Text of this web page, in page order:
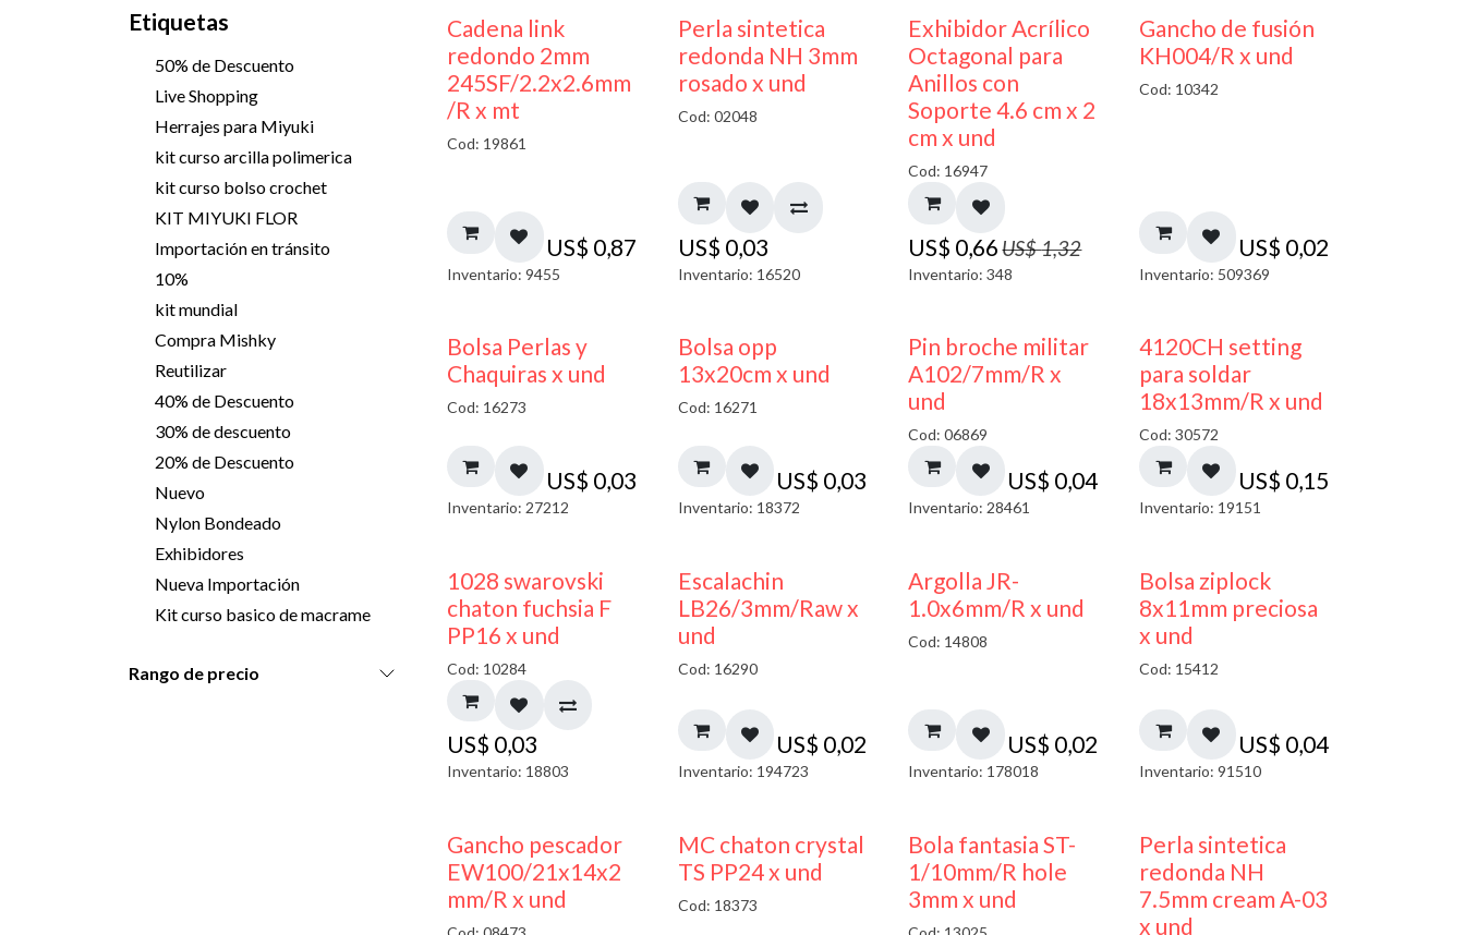
Etiquetas
50% de Descuento
Live Shopping
Herrajes para Miyuki
kit curso arcilla polimerica
kit curso bolso crochet
KIT MIYUKI FLOR
Importación en tránsito
10%
kit mundial
Compra Mishky
Reutilizar
40% de Descuento
30% de descuento
20% de Descuento
Nuevo
Nylon Bondeado
Exhibidores
Nueva Importación
Kit curso basico de macrame
Rango de precio
Cadena link
redondo 2mm
245SF/2.2x2.6mm
/R x mt
Cod: 19861
US$ 0,87
Inventario: 9455
Perla sintetica
redonda NH 3mm
rosado x und
Cod: 02048
US$ 0,03
Inventario: 16520
50% DESCUENTO
Exhibidor Acrílico
Octagonal para
Anillos con
Soporte 4.6 cm x 2
cm x und
Cod: 16947
US$ 0,66 US$1,32
Inventario: 348
Gancho de fusión
KH004/R x und
Cod: 10342
US$ 0,02
Inventario: 509369
Bolsa Perlas y
Chaquiras x und
Cod: 16273
US$ 0,03
Inventario: 27212
Bolsa opp
13x20cm x und
Cod: 16271
US$ 0,03
Inventario: 18372
Pin broche militar
A102/7mm/R x
und
Cod: 06869
US$ 0,04
Inventario: 28461
4120CH setting
para soldar
18x13mm/R x und
Cod: 30572
US$ 0,15
Inventario: 19151
1028 swarovski
chaton fuchsia F
PP16 x und
Cod: 10284
US$ 0,03
Inventario: 18803
Escalachin
LB26/3mm/Raw x
und
Cod: 16290
US$ 0,02
Inventario: 194723
Argolla JR-
1.0x6mm/R x und
Cod: 14808
US$ 0,02
Inventario: 178018
¡NUEVO!
Bolsa ziplock
8x11mm preciosa
x und
Cod: 15412
US$ 0,04
Inventario: 91510
Gancho pescador
EW100/21x14x2
mm/R x und
MC chaton crystal
TS PP24 x und
Cod: 18373
Bola fantasia ST-
1/10mm/R hole
3mm x und
Perla sintetica
redonda NH
7.5mm cream A-03
x und